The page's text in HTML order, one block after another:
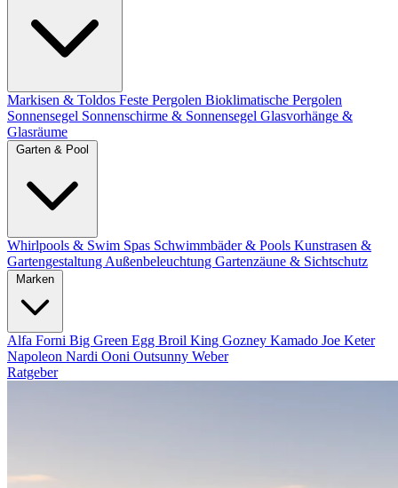
Markisen & Toldos Feste Pergolen Bioklimatische Pergolen
Sonnensegel Sonnenschirme & Sonnensegel Glasvorhänge &
Glasräume
Whirlpools & Swim Spas Schwimmbäder & Pools Kunstrasen &
Gartengestaltung Außenbeleuchtung Gartenzäune & Sichtschutz
Alfa Forni Big Green Egg Broil King Gozney Kamado Joe Keter
Napoleon Nardi Ooni Outsunny Weber
Ratgeber